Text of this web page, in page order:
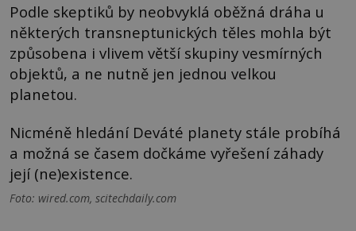
Podle skeptiků by neobvyklá oběžná dráha u
některých transneptunických těles mohla být
způsobena i vlivem větší skupiny vesmírných
objektů, a ne nutně jen jednou velkou
planetou.
Nicméně hledání Deváté planety stále probíhá
a možná se časem dočkáme vyřešení záhady
její (ne)existence.
Foto: wired.com, scitechdaily.com